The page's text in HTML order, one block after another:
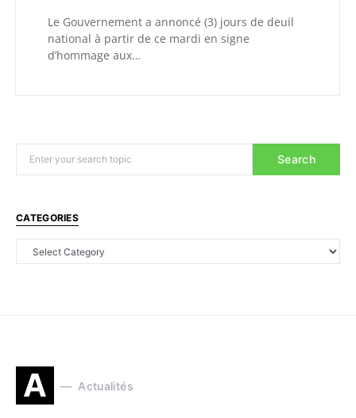
Le Gouvernement a annoncé (3) jours de deuil
national à partir de ce mardi en signe
d’hommage aux…
Search
CATEGORIES
A Actualités